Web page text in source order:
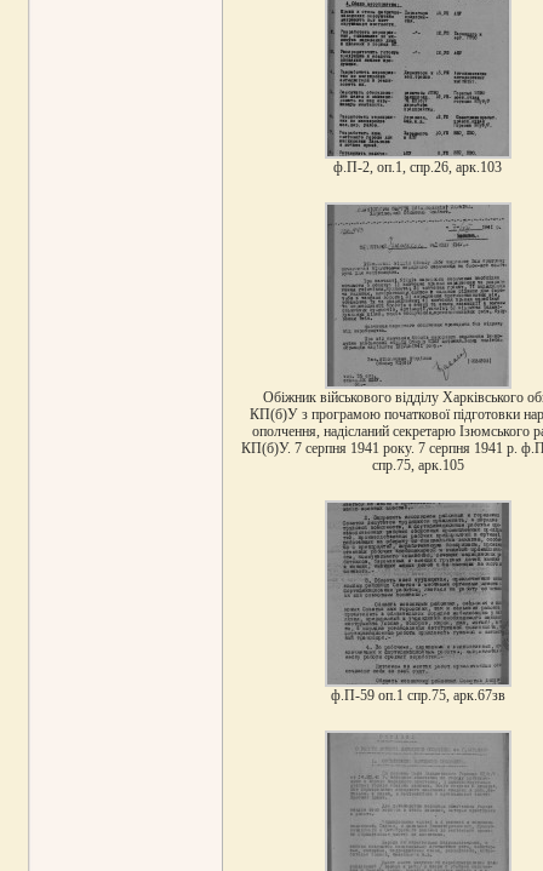
ф.П-2, оп.1, спр.26, арк.103
Обіжник військового відділу Харківського
КП(б)У з програмою початкової підготовки
ополчення, надісланий секретарю Ізюмського
КП(б)У. 7 серпня 1941 року. 7 серпня 1941 р.
спр.75, арк.105
ф.П-59 оп.1 спр.75, арк.67зв